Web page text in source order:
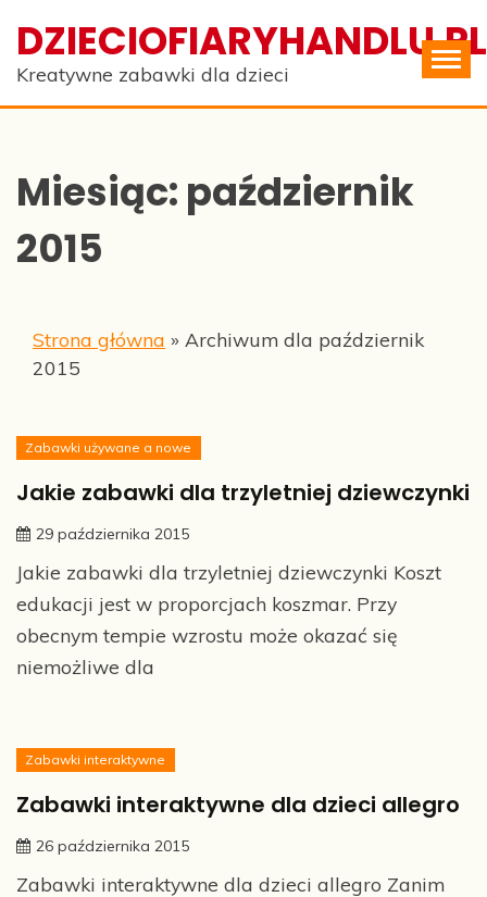
content
DZIECIOFIARYHANDLU.PL
Kreatywne zabawki dla dzieci
Miesiąc: październik
2015
Strona główna » Archiwum dla październik
2015
Zabawki używane a nowe
Jakie zabawki dla trzyletniej dziewczynki
29 października 2015
Jakie zabawki dla trzyletniej dziewczynki Koszt
edukacji jest w proporcjach koszmar. Przy
obecnym tempie wzrostu może okazać się
niemożliwe dla
Zabawki interaktywne
Zabawki interaktywne dla dzieci allegro
26 października 2015
Zabawki interaktywne dla dzieci allegro Zanim